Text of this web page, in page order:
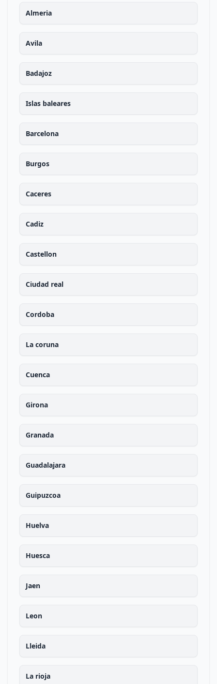
Almeria
Avila
Badajoz
Islas baleares
Barcelona
Burgos
Caceres
Cadiz
Castellon
Ciudad real
Cordoba
La coruna
Cuenca
Girona
Granada
Guadalajara
Guipuzcoa
Huelva
Huesca
Jaen
Leon
Lleida
La rioja